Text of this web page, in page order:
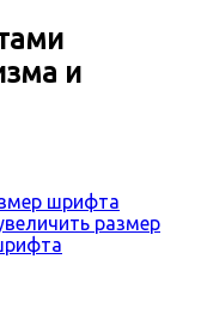
и
шрифта
размер